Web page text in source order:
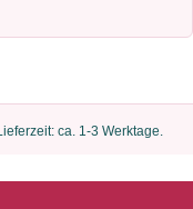
ca. 1-3 Werktage.